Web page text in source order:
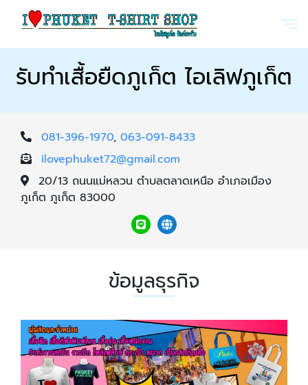
รับทำเสื้อยืดภูเก็ต ไอเลิฟภูเก็ต
081-396-1970, 063-091-8433
ilovephuket72@gmail.com
20/13 ถนนแม่หลวน ตำบลตลาดเหนือ อำเภอเมือง
ภูเก็ต ภูเก็ต 83000
ข้อมูลธุรกิจ